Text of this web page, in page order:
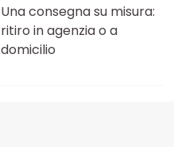
Una consegna su misura:
ritiro in agenzia o a
domicilio